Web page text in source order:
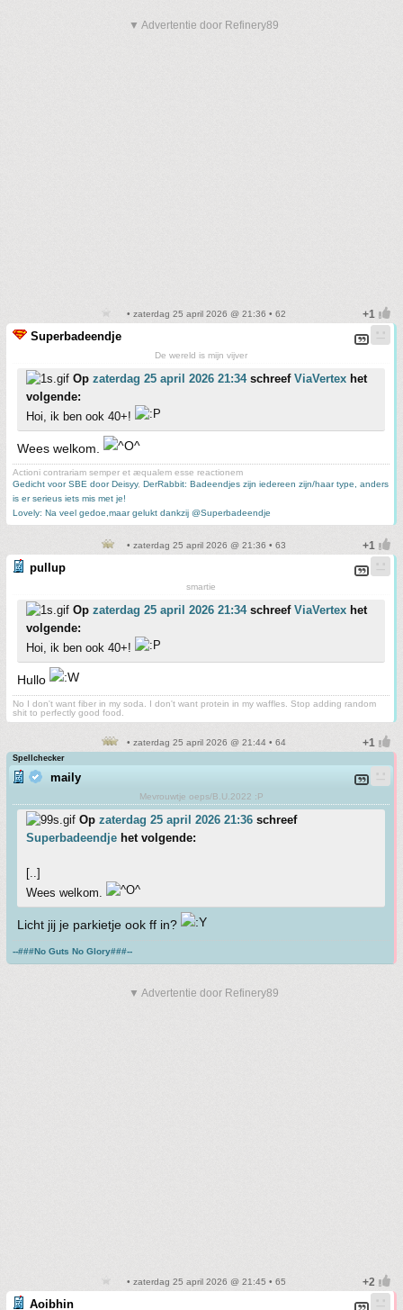
▼ Advertentie door Refinery89
• zaterdag 25 april 2026 @ 21:36 • 62
Superbadeendje
De wereld is mijn vijver
Op zaterdag 25 april 2026 21:34schreef ViaVertex het
volgende:
Hoi, ik ben ook 40+!
Wees welkom.
Actioni contrariam semper et æqualem esse reactionem
Gedicht voor SBE door Deisyy, DerRabbit: Badeendjes zijn iedereen zijn/haar type, anders
is er serieus iets mis met je!
Lovely: Na veel gedoe,maar gelukt dankzij @Superbadeendje
• zaterdag 25 april 2026 @ 21:36 • 63
pullup
smartie
Op zaterdag 25 april 2026 21:34schreef ViaVertex het
volgende:
Hoi, ik ben ook 40+!
Hullo
No I don't want fiber in my soda. I don't want protein in my waffles. Stop adding random
shit to perfectly good food.
• zaterdag 25 april 2026 @ 21:44 • 64
Spellchecker
maily
Mevrouwtje oeps/B.U.2022 :P
Op zaterdag 25 april 2026 21:36 schreef
Superbadeendje het volgende:
[..]
Wees welkom.
Licht jij je parkietje ook ff in?
--###No Guts No Glory###--
▼ Advertentie door Refinery89
• zaterdag 25 april 2026 @ 21:45 • 65
Aoibhin